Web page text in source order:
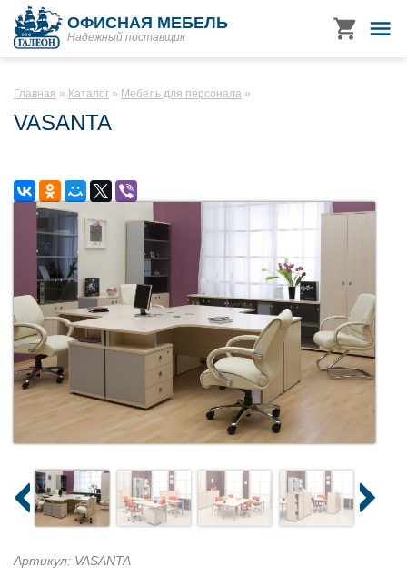
ОФИСНАЯ МЕБЕЛЬ
Надежный поставщик
Главная Каталог Мебель для персонала
VASANTA
Артикул: VASANTA